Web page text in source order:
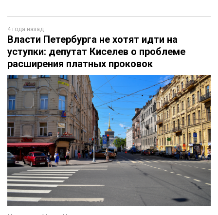
4 года назад
Власти Петербурга не хотят идти на
уступки: депутат Киселев о проблеме
расширения платных проковок